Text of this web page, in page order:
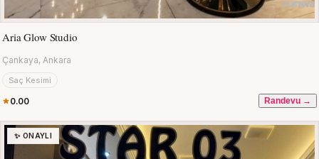
Aria Glow Studio
Çankaya, Ankara
Saç Kesimi
0.00 Randevu →
✨ ONAYLI